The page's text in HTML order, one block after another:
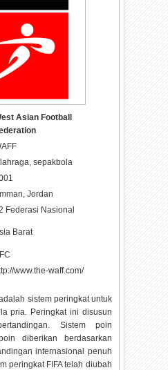
Asian Football
sepakbola
Jordan
Federasi Nasional
Barat
www.the-waff.com/
sistem peringkat untuk
pria. Peringkat ini disusun
Sistem poin
diberikan berdasarkan
internasional penuh
peringkat FIFA telah diubah